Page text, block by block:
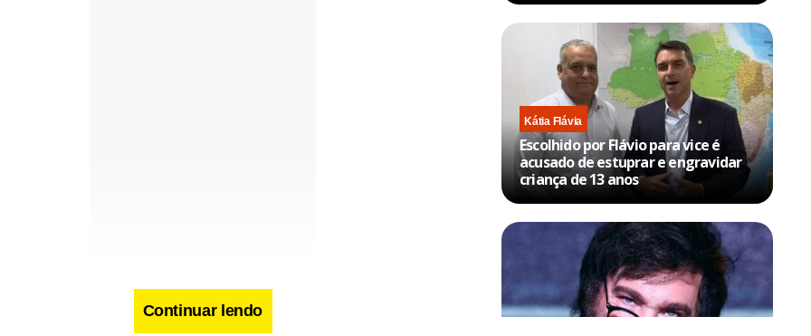
TwitterTelegram
Share
Continuar lendo
Kátia Flávia
Escolhido por Flávio para vice é
acusado de estuprar e engravidar
criança de 13 anos